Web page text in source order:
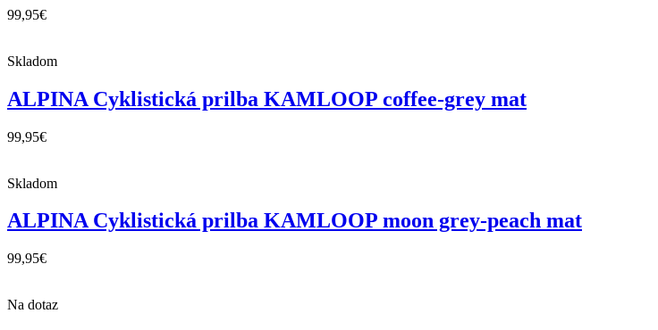
99,95€
Skladom
ALPINA Cyklistická prilba KAMLOOP coffee-grey mat
99,95€
Skladom
ALPINA Cyklistická prilba KAMLOOP moon grey-peach mat
99,95€
Na dotaz